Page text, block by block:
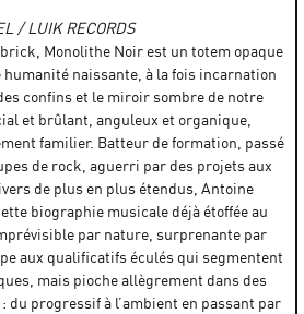
/ LUIK RECORDS
Monolithe Noir est un totem opaque
humanité naissante, à la fois incarnation
confins et le miroir sombre de notre
et brûlant, anguleux et organique,
familier. Batteur de formation, passé
de rock, aguerri par des projets aux
de plus en plus étendus, Antoine
biographie musicale déjà étoffée au
par nature, surprenante par
aux qualificatifs éculés qui segmentent
mais pioche allègrement dans des
du progressif à l’ambient en passant par